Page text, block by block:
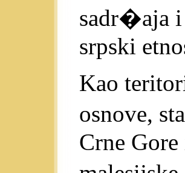
sadr�aja
srpski
Kao
osnove,
Crne